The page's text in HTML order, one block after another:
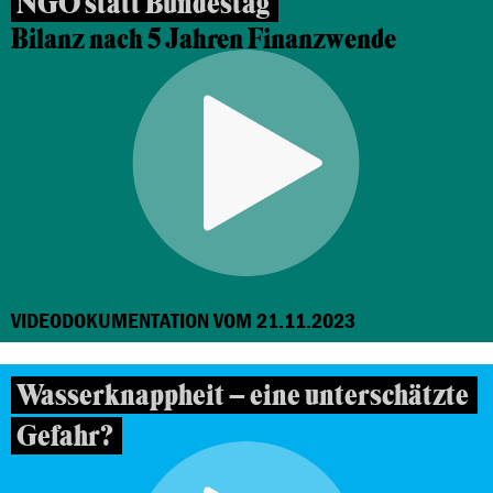
Bilanz nach 5 Jahren Finanzwende
VIDEODOKUMENTATION VOM 21.11.2023
Wasserknappheit – eine unterschätzte
Gefahr?